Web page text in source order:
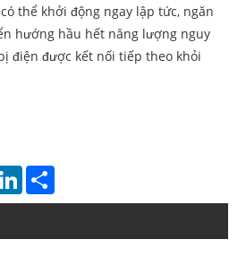
thể khởi động ngay lập tức, ngăn
hướng hầu hết năng lượng nguy
điện được kết nối tiếp theo khỏi
LinkedIn